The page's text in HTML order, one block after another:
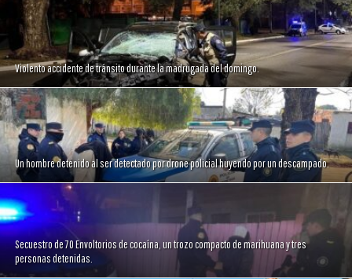
Violento accidente de tránsito durante la madrugada del domingo.
Un hombre detenido al ser detectado por drone policial huyendo por un descampado.
Secuestro de 70 Envoltorios de cocaína, un trozo compacto de marihuana y tres
personas detenidas.